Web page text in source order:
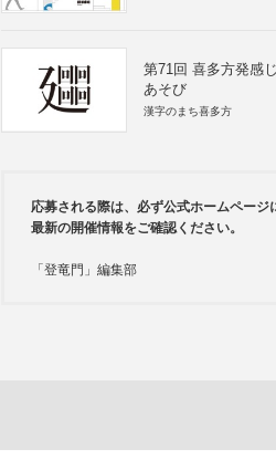
第71回 喜多方発感
あそび
漢字のまち喜多方
応募される際は、必ず公式ホームページ
最新の開催情報をご確認ください。
「登竜門」編集部